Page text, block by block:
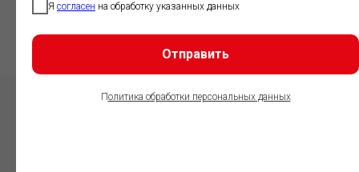
Я согласен на обработку указанных данных
Отправить
Политика обработки персональных данных